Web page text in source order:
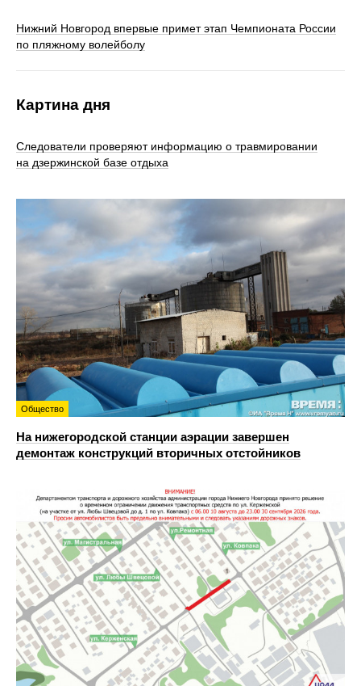
Нижний Новгород впервые примет этап Чемпионата России
по пляжному волейболу
Картина дня
Следователи проверяют информацию о травмировании
на дзержинской базе отдыха
Общество
На нижегородской станции аэрации завершен
демонтаж конструкций вторичных отстойников